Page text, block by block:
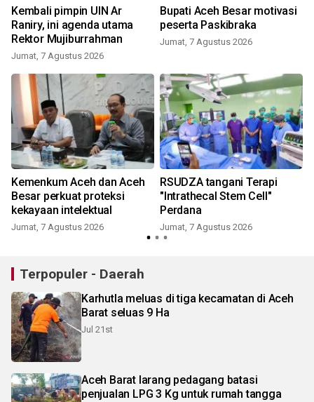
Kembali pimpin UIN Ar
Raniry, ini agenda utama
Rektor Mujiburrahman
Jumat, 7 Agustus 2026
Bupati Aceh Besar motivasi
peserta Paskibraka
Jumat, 7 Agustus 2026
Kemenkum Aceh dan Aceh
Besar perkuat proteksi
kekayaan intelektual
Jumat, 7 Agustus 2026
RSUDZA tangani Terapi
"Intrathecal Stem Cell"
Perdana
Jumat, 7 Agustus 2026
Terpopuler - Daerah
Karhutla meluas di tiga kecamatan di Aceh
Barat seluas 9 Ha
Jul 21st
Aceh Barat larang pedagang batasi
penjualan LPG 3 Kg untuk rumah tangga